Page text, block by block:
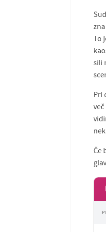
To
sili
Pri
Če